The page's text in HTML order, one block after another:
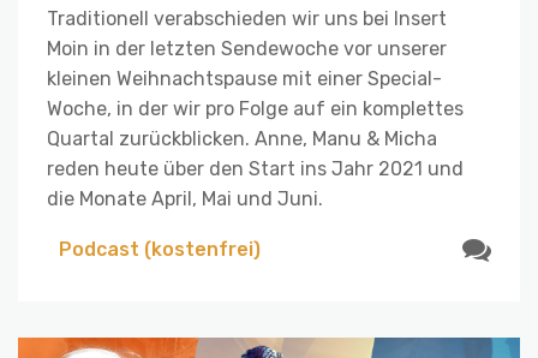
Traditionell verabschieden wir uns bei Insert
Moin in der letzten Sendewoche vor unserer
kleinen Weihnachtspause mit einer Special-
Woche, in der wir pro Folge auf ein komplettes
Quartal zurückblicken. Anne, Manu & Micha
reden heute über den Start ins Jahr 2021 und
die Monate April, Mai und Juni.
Podcast (kostenfrei)